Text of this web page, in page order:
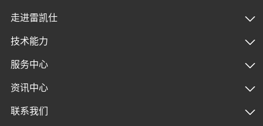
走进雷凯仕
技术能力
服务中心
资讯中心
联系我们